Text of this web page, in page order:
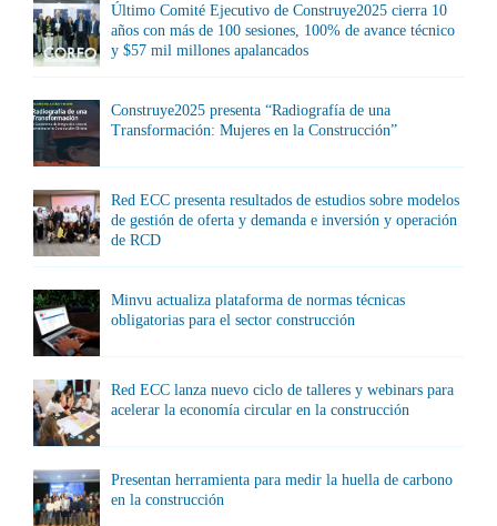
Último Comité Ejecutivo de Construye2025 cierra 10
años con más de 100 sesiones, 100% de avance técnico
y $57 mil millones apalancados
Construye2025 presenta “Radiografía de una
Transformación: Mujeres en la Construcción”
Red ECC presenta resultados de estudios sobre modelos
de gestión de oferta y demanda e inversión y operación
de RCD
Minvu actualiza plataforma de normas técnicas
obligatorias para el sector construcción
Red ECC lanza nuevo ciclo de talleres y webinars para
acelerar la economía circular en la construcción
Presentan herramienta para medir la huella de carbono
en la construcción